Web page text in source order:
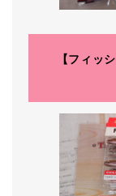
【フィッ